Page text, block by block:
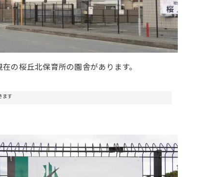
の桜丘北保育所の園舎があります。
ます